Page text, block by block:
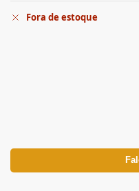
Fora de estoque